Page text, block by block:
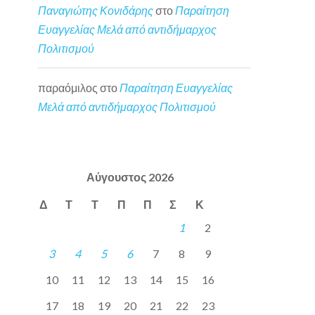
Παναγιώτης ΚονιδάρηςστοΠαραίτηση
Ευαγγελίας Μελά από αντιδήμαρχος
Πολιτισμού
παραόμιλος στο Παραίτηση Ευαγγελίας
Μελά από αντιδήμαρχος Πολιτισμού
Αύγουστος 2026
Δ Τ Τ Π Π Σ
Κ
1
2
3
4 5 6 7 8
9
10
11 12 13 14 15
16
17
18 19 20 21 22 23